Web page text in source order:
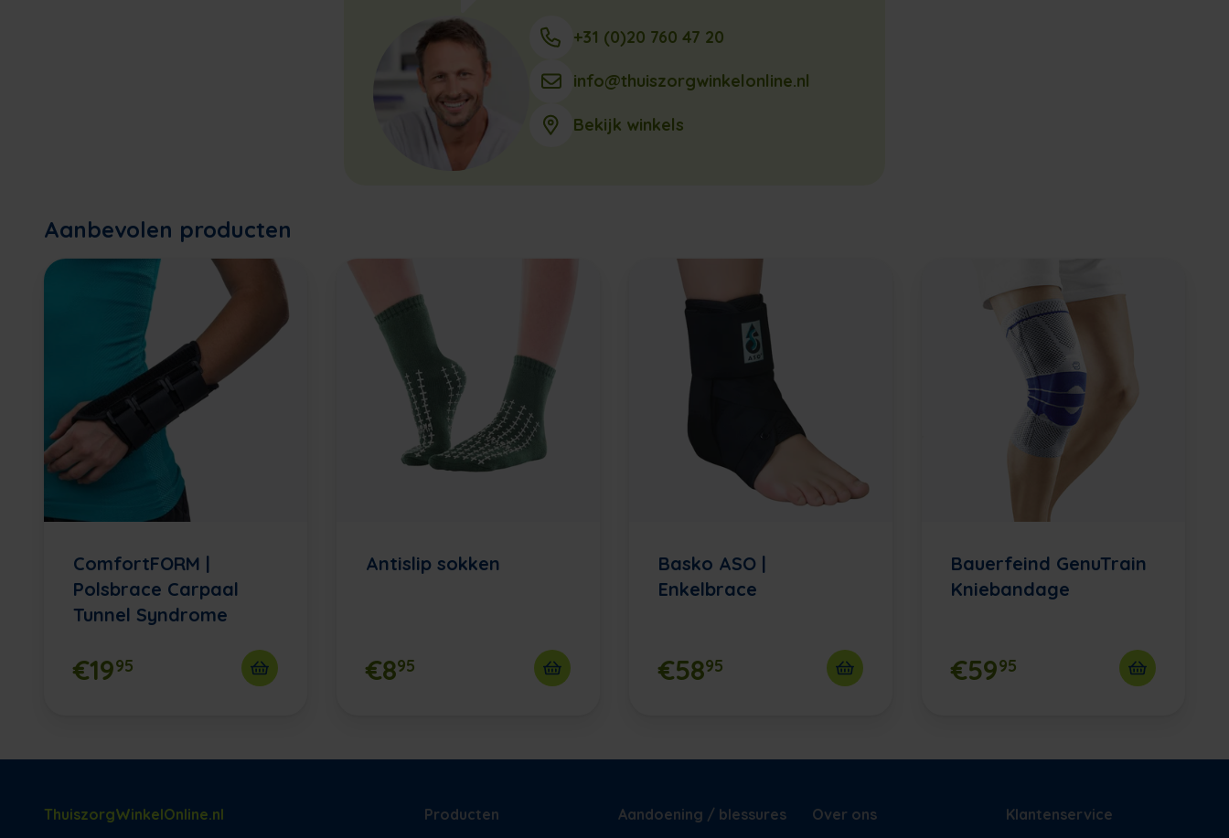
+31 (0)20 760 47 20
info@thuiszorgwinkelonline.nl
Bekijk winkels
Aanbevolen producten
ComfortFORM |
Polsbrace Carpaal
Tunnel Syndrome
€1995
Antislip sokken
€895
Basko ASO |
Enkelbrace
€5895
Bauerfeind GenuTrain
Kniebandage
€5995
ThuiszorgWinkelOnline.nl Producten Aandoening / blessures Over ons Klantenservice